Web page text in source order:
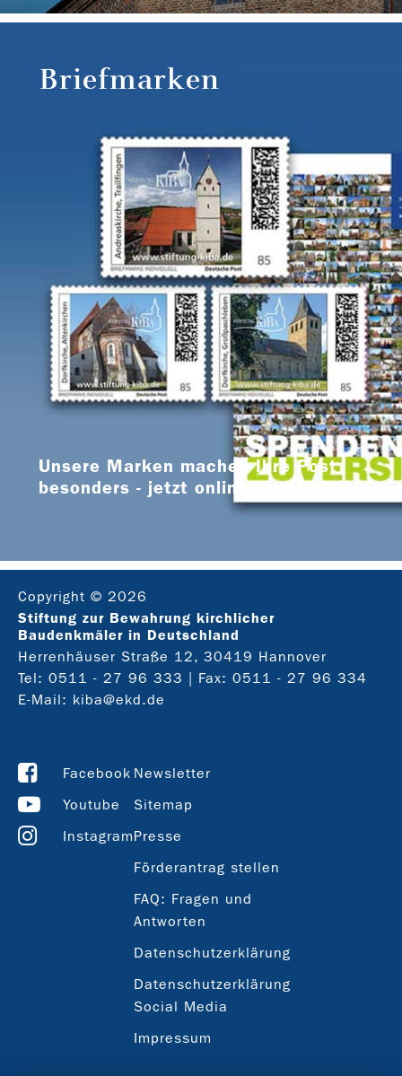
Briefmarken
Unsere Marken machen Ihre Post
besonders - jetzt online bestellen
Copyright © 2026
Stiftung zur Bewahrung kirchlicher
Baudenkmäler in Deutschland
Herrenhäuser Straße 12, 30419 Hannover
Tel: 0511 - 27 96 333
| Fax: 0511 - 27 96 334
E-Mail: kiba@ekd.de
Facebook
Youtube
Instagram
Newsletter
Sitemap
Presse
Förderantrag stellen
FAQ: Fragen und
Antworten
Datenschutzerklärung
Datenschutzerklärung
Social Media
Impressum